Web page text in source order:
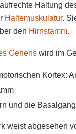
Haltung
Haltemuskulatur.
den Hirnstamm.
Gehenswird im
Kortex:
und die
weist abgesehen